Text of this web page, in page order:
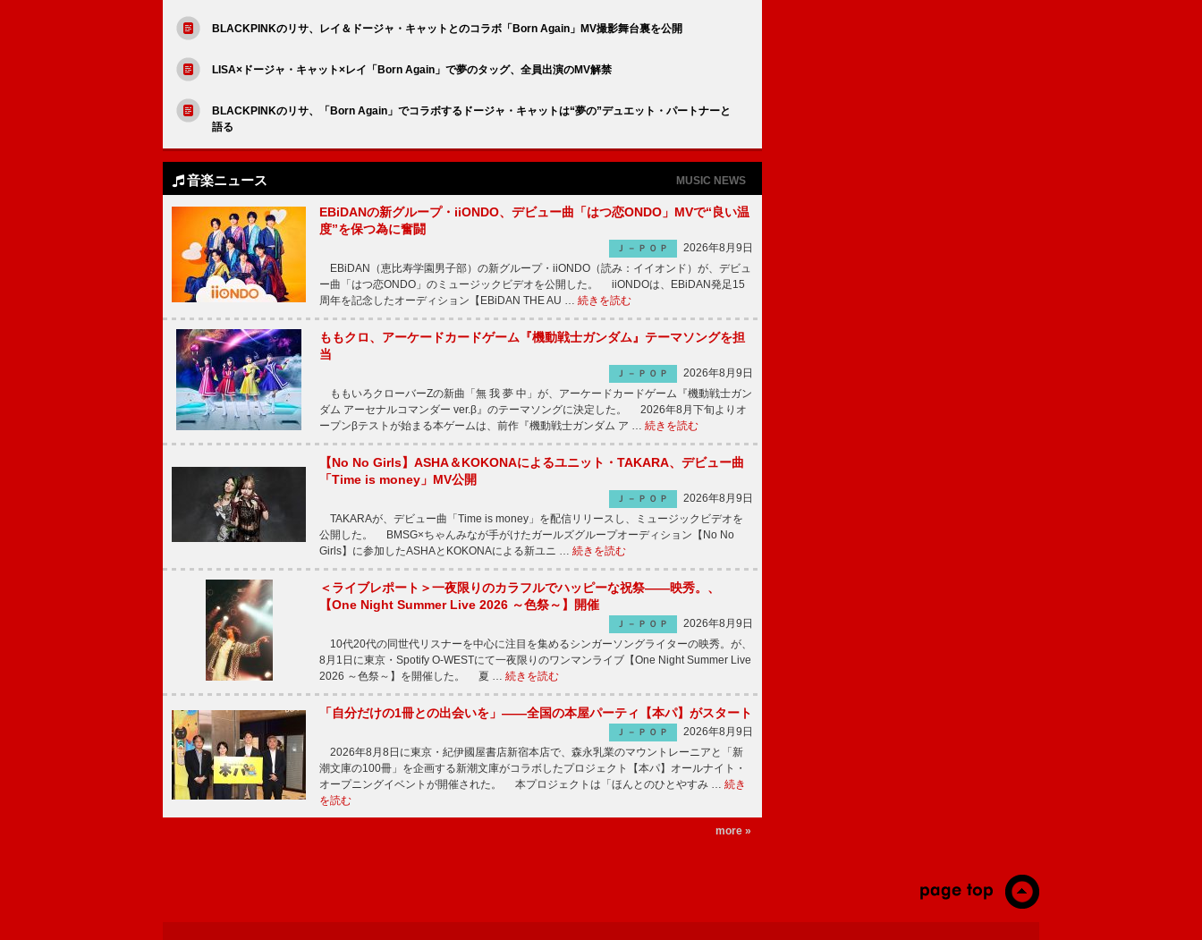
BLACKPINKのリサ、レイ＆ドージャ・キャットとのコラボ「Born Again」MV撮影舞台裏を公開
LISA×ドージャ・キャット×レイ「Born Again」で夢のタッグ、全員出演のMV解禁
BLACKPINKのリサ、「Born Again」でコラボするドージャ・キャットは“夢の”デュエット・パートナーと
語る
音楽ニュース MUSIC NEWS
EBiDANの新グループ・iiONDO、デビュー曲「はつ恋ONDO」MVで“良い温
度”を保つ為に奮闘
Ｊ－ＰＯＰ
2026年8月9日
EBiDAN（恵比寿学園男子部）の新グループ・iiONDO（読み：イイオンド）が、デビュ
ー曲「はつ恋ONDO」のミュージックビデオを公開した。 iiONDOは、EBiDAN発足15
周年を記念したオーディション【EBiDAN THE AU … 続きを読む
ももクロ、アーケードカードゲーム『機動戦士ガンダム』テーマソングを担
当
Ｊ－ＰＯＰ
2026年8月9日
ももいろクローバーZの新曲「無 我 夢 中」が、アーケードカードゲーム『機動戦士ガン
ダム アーセナルコマンダー ver.β』のテーマソングに決定した。 2026年8月下旬よりオ
ープンβテストが始まる本ゲームは、前作『機動戦士ガンダム ア … 続きを読む
【No No Girls】ASHA＆KOKONAによるユニット・TAKARA、デビュー曲
「Time is money」MV公開
Ｊ－ＰＯＰ
2026年8月9日
TAKARAが、デビュー曲「Time is money」を配信リリースし、ミュージックビデオを
公開した。 BMSG×ちゃんみなが手がけたガールズグループオーディション【No No
Girls】に参加したASHAとKOKONAによる新ユニ … 続きを読む
＜ライブレポート＞一夜限りのカラフルでハッピーな祝祭――映秀。、
【One Night Summer Live 2026 ～色祭～】開催
Ｊ－ＰＯＰ
2026年8月9日
10代20代の同世代リスナーを中心に注目を集めるシンガーソングライターの映秀。が、
8月1日に東京・Spotify O-WESTにて一夜限りのワンマンライブ【One Night Summer Live
2026 ～色祭～】を開催した。 夏 … 続きを読む
「自分だけの1冊との出会いを」――全国の本屋パーティ【本パ】がスタート
Ｊ－ＰＯＰ
2026年8月9日
2026年8月8日に東京・紀伊國屋書店新宿本店で、森永乳業のマウントレーニアと「新
潮文庫の100冊」を企画する新潮文庫がコラボしたプロジェクト【本パ】オールナイト・
オープニングイベントが開催された。 本プロジェクトは「ほんとのひとやすみ … 続き
を読む
more »